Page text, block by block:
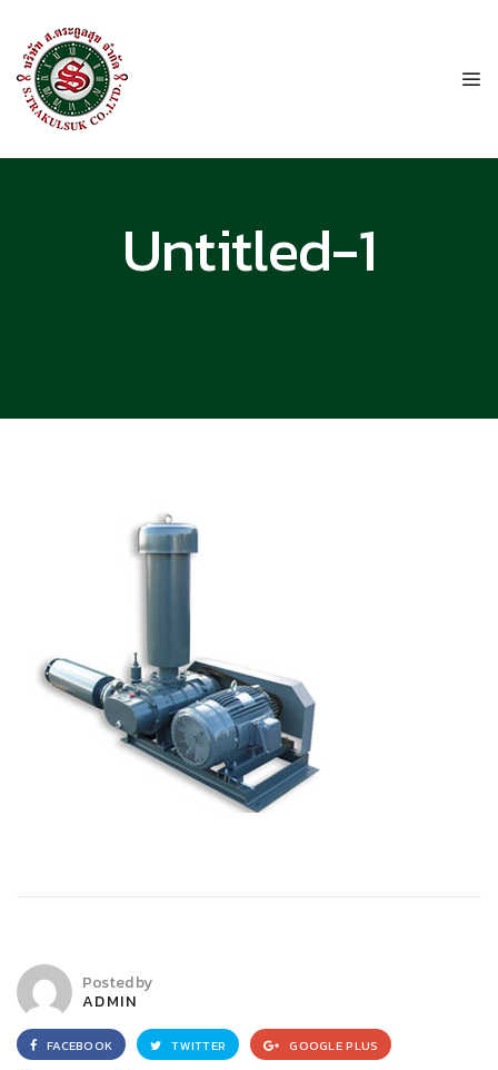
Untitled-1
Posted by
ADMIN
FACEBOOK TWITTER GOOGLE PLUS